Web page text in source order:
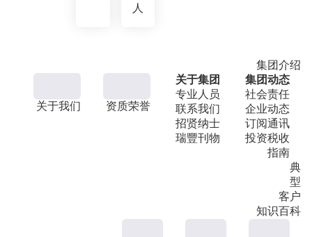
人
集团介绍
关于我们 资质荣誉
关于集团
专业人员
联系我们
招贤纳士
瑞豐刊物
集团动态
社会责任
企业动态
订阅通讯
投资税收
指南
典
型
客户
知识百科